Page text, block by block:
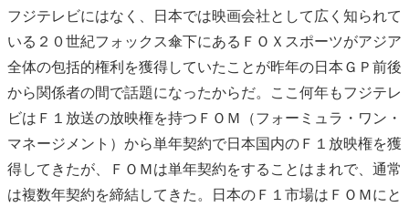
フジテレビにはなく、日本では映画会社として広く知られて
いる２０世紀フォックス傘下にあるＦＯＸスポーツがアジア
全体の包括的権利を獲得していたことが昨年の日本ＧＰ前後
から関係者の間で話題になったからだ。ここ何年もフジテレ
ビはＦ１放送の放映権を持つＦＯＭ（フォーミュラ・ワン・
マネージメント）から単年契約で日本国内のＦ１放映権を獲
得してきたが、ＦＯＭは単年契約をすることはまれで、通常
は複数年契約を締結してきた。日本のＦ１市場はＦＯＭにと